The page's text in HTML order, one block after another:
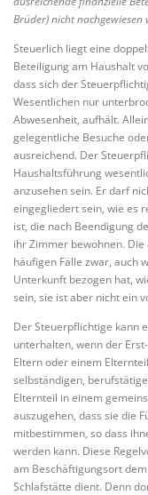
Brüder) nicht nachgewiesen
Steuerlich liegt eine
Beteiligung am Haushalt
dass sich der
Wesentlichen nur
Abwesenheit, aufhält.
gelegentliche Besuche
ausreichend. Der
Haushaltsführung
anzusehen sein. Er darf
eingegliedert sein, wie es
ist, die nach Beendigung
ihr Zimmer bewohnen.
häufigen Fälle zwar, auch
Unterkunft bezogen hat,
sein, sie ist aber nicht ein
Der Steuerpflichtige kann
unterhalten, wenn der
Eltern oder einem
selbständigen,
Elternteil in einem
auszugehen, dass sie die
mitbestimmen, so dass
werden kann. Diese
am Beschäftigungsort
Schlafstätte dient. Denn